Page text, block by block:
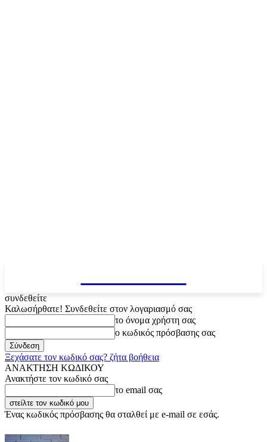
συνδεθείτε
Καλωσήρθατε! Συνδεθείτε στον λογαριασμό σας
το όνομα χρήστη σας
ο κωδικός πρόσβασης σας
Ξεχάσατε τον κωδικό σας? ζήτα βοήθεια
ΑΝΑΚΤΗΣΗ ΚΩΔΙΚΟΥ
Ανακτήστε τον κωδικό σας
το email σας
Ένας κωδικός πρόσβασης θα σταλθεί με e-mail σε εσάς.